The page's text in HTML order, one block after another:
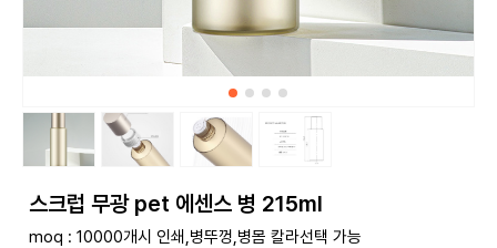
스크럽 무광 pet 에센스 병 215ml
moq : 10000개시 인쇄,병뚜껑,병몸 칼라선택 가능